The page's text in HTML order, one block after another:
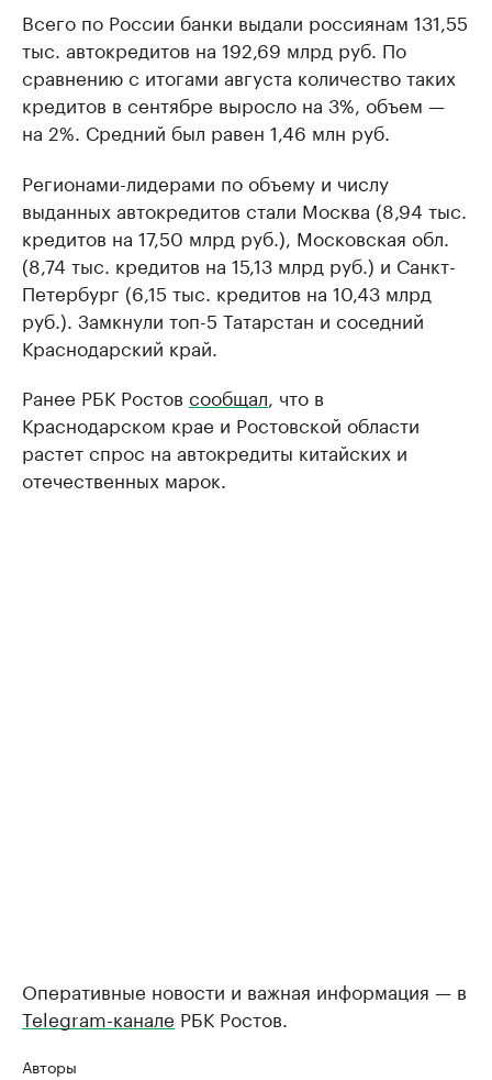
Всего по России банки выдали россиянам 131,55
тыс. автокредитов на 192,69 млрд руб. По
сравнению с итогами августа количество таких
кредитов в сентябре выросло на 3%, объем —
на 2%. Средний был равен 1,46 млн руб.
Регионами-лидерами по объему и числу
выданных автокредитов стали Москва (8,94 тыс.
кредитов на 17,50 млрд руб.), Московская обл.
(8,74 тыс. кредитов на 15,13 млрд руб.) и Санкт-
Петербург (6,15 тыс. кредитов на 10,43 млрд
руб.). Замкнули топ-5 Татарстан и соседний
Краснодарский край.
Ранее РБК Ростов сообщал , что в
Краснодарском крае и Ростовской области
растет спрос на автокредиты китайских и
отечественных марок.
Оперативные новости и важная информация — в
Telegram-канале РБК Ростов.
Авторы